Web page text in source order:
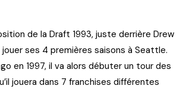
de la Draft 1993, juste derrière Drew
jouer ses 4 premières saisons à Seattle.
en 1997, il va alors débuter un tour des
jouera dans 7 franchises différentes